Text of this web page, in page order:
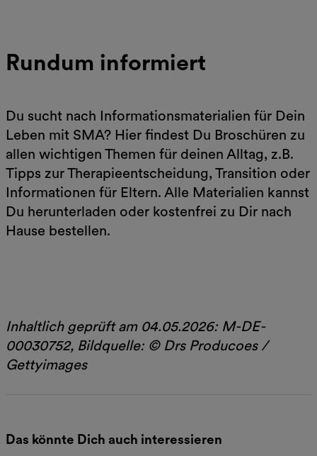
Rundum informiert
Du sucht nach Informationsmaterialien für Dein
Leben mit SMA? Hier findest Du Broschüren zu
allen wichtigen Themen für deinen Alltag, z.B.
Tipps zur Therapieentscheidung, Transition oder
Informationen für Eltern. Alle Materialien kannst
Du herunterladen oder kostenfrei zu Dir nach
Hause bestellen.
Inhaltlich geprüft am 04.05.2026: M-DE-
00030752, Bildquelle: © Drs Producoes /
Gettyimages
Das könnte Dich auch interessieren